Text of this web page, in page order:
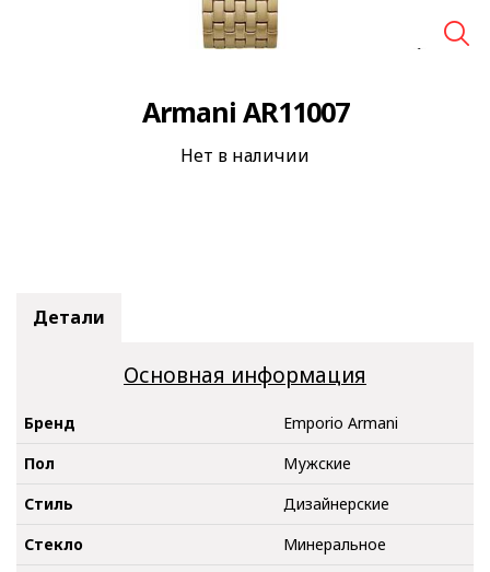
Armani AR11007
Нет в наличии
Детали
Основная информация
Бренд
Emporio Armani
Пол
Мужские
Стиль
Дизайнерские
Стекло
Минеральное